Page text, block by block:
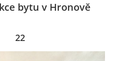
bytu v Hronově
22